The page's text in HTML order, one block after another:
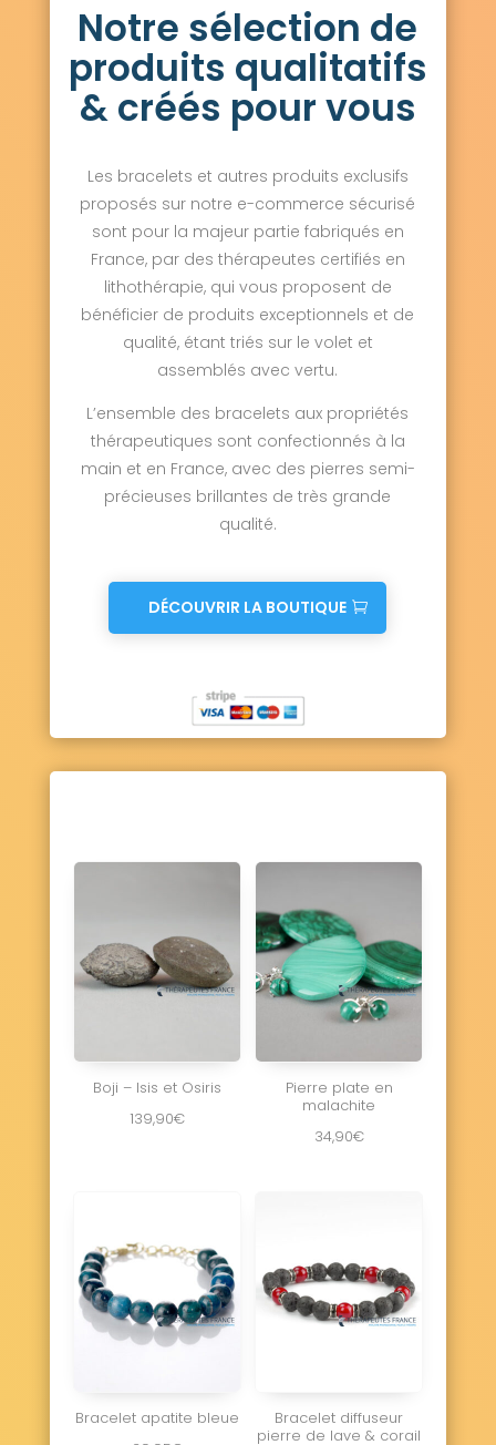
Notre sélection de
produits qualitatifs
& créés pour vous
Les bracelets et autres produits exclusifs
proposés sur notre e-commerce sécurisé
sont pour la majeur partie fabriqués en
France, par des thérapeutes certifiés en
lithothérapie, qui vous proposent de
bénéficier de produits exceptionnels et de
qualité, étant triés sur le volet et
assemblés avec vertu.
L’ensemble des bracelets aux propriétés
thérapeutiques sont confectionnés à la
main et en France, avec des pierres semi-
précieuses brillantes de très grande
qualité.
DÉCOUVRIR LA BOUTIQUE
Boji – Isis et Osiris
139,90€
Pierre plate en
malachite
34,90€
Bracelet apatite bleue
Bracelet diffuseur
pierre de lave & corail